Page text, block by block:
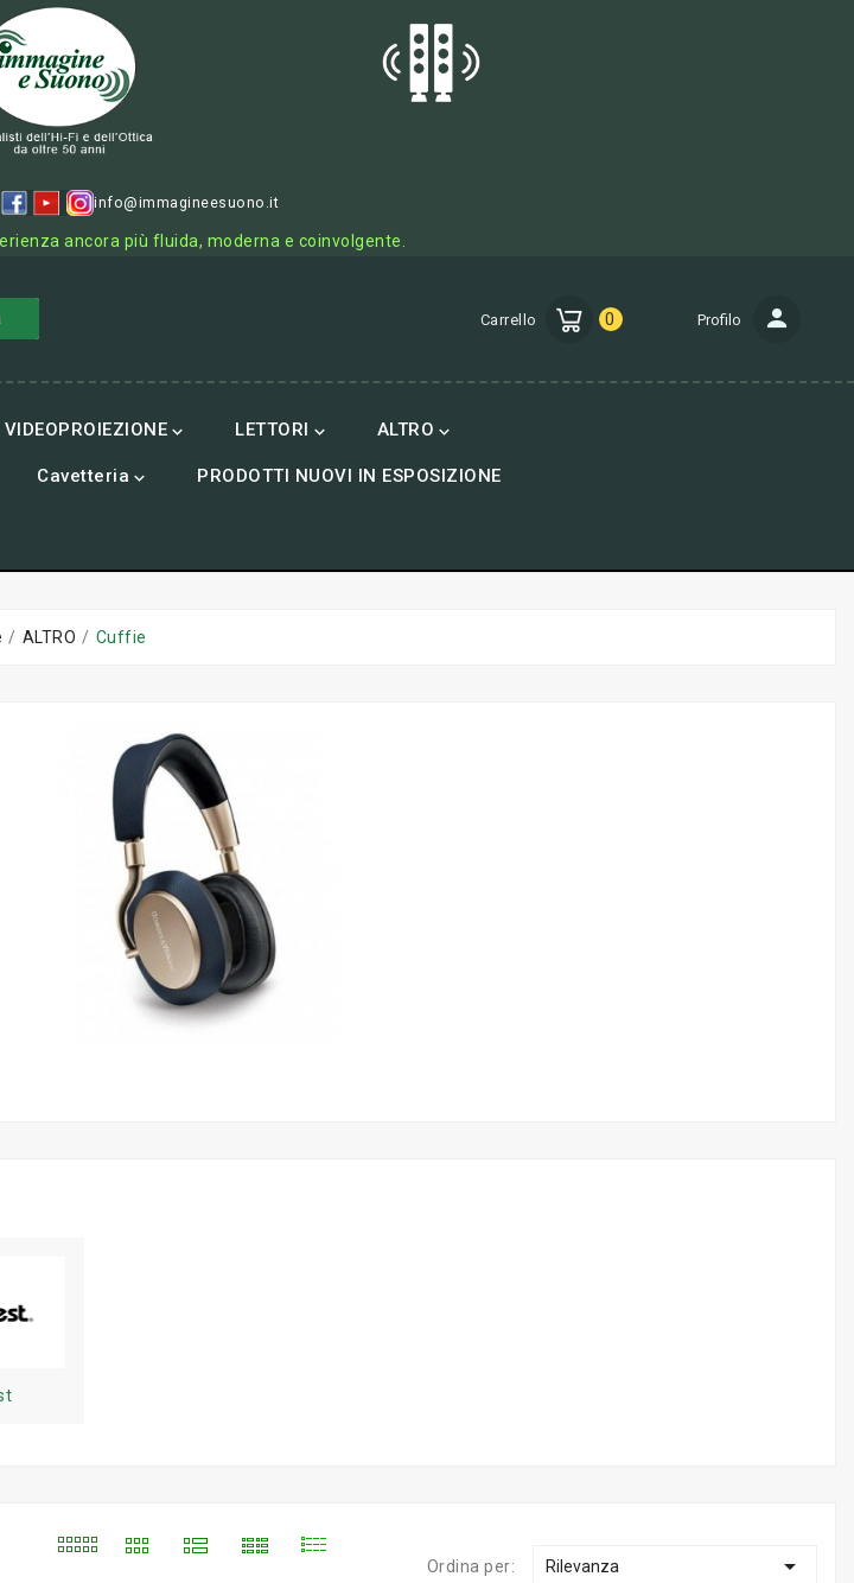
info@immagineesuono.it
ancora più fluida, moderna e coinvolgente.
Carrello 0 Profilo
VIDEOPROIEZIONE  LETTORI  ALTRO 
Cavetteria  PRODOTTI NUOVI IN ESPOSIZIONE
ALTRO Cuffie
Ordina per: Rilevanza 